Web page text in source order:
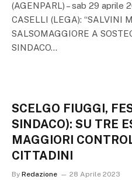
(AGENPARL) – sab 29 aprile
CASELLI (LEGA): “SALVINI
SALSOMAGGIORE A
SINDACO…
SCELGO FIUGGI,
SINDACO): SU TRE
MAGGIORI
CITTADINI
By Redazione 28 Aprile 2023